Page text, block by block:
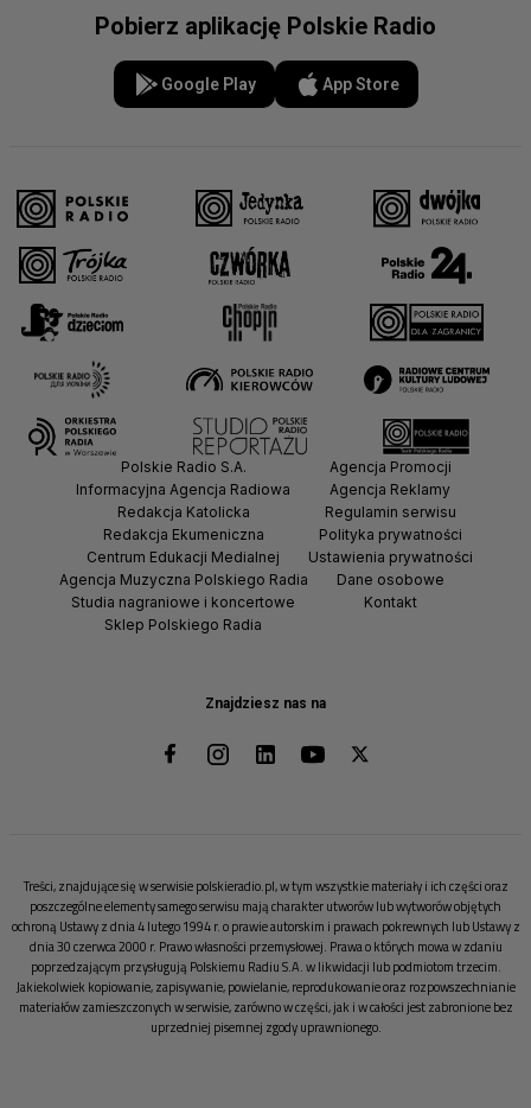
Pobierz aplikację Polskie Radio
Google Play App Store
Znajdziesz nas na
Polskie Radio S.A.
Informacyjna Agencja Radiowa
Redakcja Katolicka
Redakcja Ekumeniczna
Centrum Edukacji Medialnej
Agencja Muzyczna Polskiego Radia
Studia nagraniowe i koncertowe
Sklep Polskiego Radia
Agencja Promocji
Agencja Reklamy
Regulamin serwisu
Polityka prywatności
Ustawienia prywatności
Dane osobowe
Kontakt
Treści, znajdujące się w serwisie polskieradio.pl, w tym wszystkie materiały i ich części oraz
poszczególne elementy samego serwisu mają charakter utworów lub wytworów objętych
ochroną Ustawy z dnia 4 lutego 1994 r. o prawie autorskim i prawach pokrewnych lub Ustawy z
dnia 30 czerwca 2000 r. Prawo własności przemysłowej. Prawa o których mowa w zdaniu
poprzedzającym przysługują Polskiemu Radiu S.A. w likwidacji lub podmiotom trzecim.
Jakiekolwiek kopiowanie, zapisywanie, powielanie, reprodukowanie oraz rozpowszechnianie
materiałów zamieszczonych w serwisie, zarówno w części, jak i w całości jest zabronione bez
uprzedniej pisemnej zgody uprawnionego.